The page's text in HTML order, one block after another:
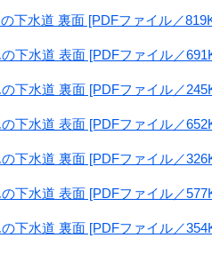
下水道 裏面 [PDFファイル／
下水道 表面 [PDFファイル／
下水道 裏面 [PDFファイル／
下水道 表面 [PDFファイル／
下水道 裏面 [PDFファイル／
下水道 表面 [PDFファイル／
下水道 裏面 [PDFファイル／